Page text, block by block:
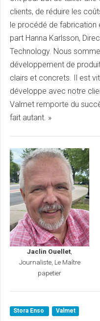
clients, de réduire les
le procédé de fabrication
part Hanna Karlsson,
Technology. Nous
développement de
clairs et concrets. Il est
développe avec notre
Valmet remporte du
fait autant. »
Jaclin Ouellet,
Journaliste, Le Maître
papetier
Stora Enso Valmet